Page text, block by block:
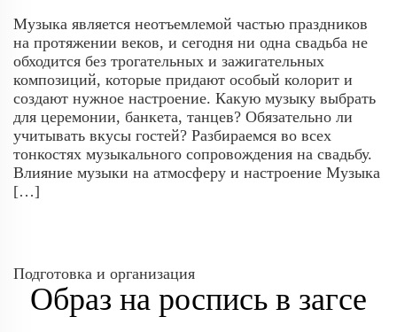
Музыка является неотъемлемой частью праздников
на протяжении веков, и сегодня ни одна свадьба не
обходится без трогательных и зажигательных
композиций, которые придают особый колорит и
создают нужное настроение. Какую музыку выбрать
для церемонии, банкета, танцев? Обязательно ли
учитывать вкусы гостей? Разбираемся во всех
тонкостях музыкального сопровождения на свадьбу.
Влияние музыки на атмосферу и настроение Музыка
[…]
Подготовка и организация
Образ на роспись в загсе